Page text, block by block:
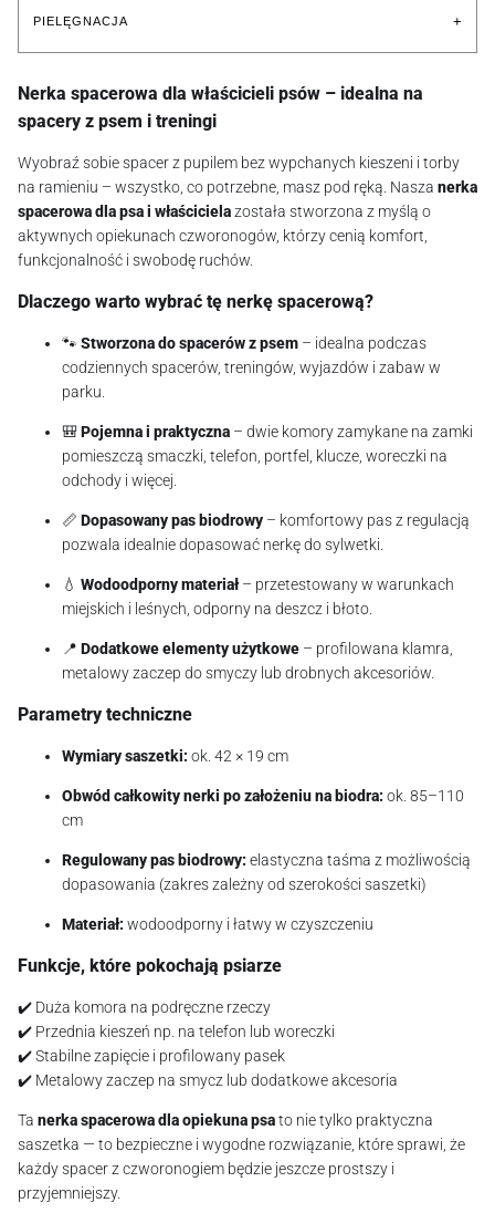
PIELĘGNACJA +
Nerka spacerowa dla właścicieli psów – idealna na
spacery z psem i treningi
Wyobraź sobie spacer z pupilem bez wypchanych kieszeni i torby
na ramieniu – wszystko, co potrzebne, masz pod ręką. Nasza nerka
spacerowa dla psa i właścicielazostała stworzona z myślą o
aktywnych opiekunach czworonogów, którzy cenią komfort,
funkcjonalność i swobodę ruchów.
Dlaczego warto wybrać tę nerkę spacerową?
🐾 Stworzona do spacerów z psem – idealna podczas
codziennych spacerów, treningów, wyjazdów i zabaw w
parku.
🎒Pojemna i praktyczna – dwie komory zamykane na zamki
pomieszczą smaczki, telefon, portfel, klucze, woreczki na
odchody i więcej.
📏 Dopasowany pas biodrowy – komfortowy pas z regulacją
pozwala idealnie dopasować nerkę do sylwetki.
💧 Wodoodporny materiał– przetestowany w warunkach
miejskich i leśnych, odporny na deszcz i błoto.
📍 Dodatkowe elementy użytkowe – profilowana klamra,
metalowy zaczep do smyczy lub drobnych akcesoriów.
Parametry techniczne
Wymiary saszetki:ok. 42 × 19 cm
Obwód całkowity nerki po założeniu na biodra:ok. 85–110
cm
Regulowany pas biodrowy:elastyczna taśma z możliwością
dopasowania (zakres zależny od szerokości saszetki)
Materiał:wodoodporny i łatwy w czyszczeniu
Funkcje, które pokochają psiarze
✔️ Duża komora na podręczne rzeczy
✔️ Przednia kieszeń np. na telefon lub woreczki
✔️ Stabilne zapięcie i profilowany pasek
✔️ Metalowy zaczep na smycz lub dodatkowe akcesoria
Ta nerka spacerowa dla opiekuna psato nie tylko praktyczna
saszetka — to bezpieczne i wygodne rozwiązanie, które sprawi, że
każdy spacer z czworonogiem będzie jeszcze prostszy i
przyjemniejszy.